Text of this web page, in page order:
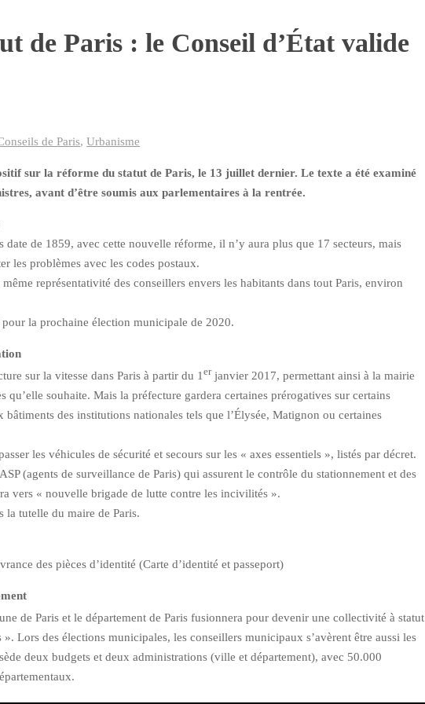
de Paris : le Conseil d’État valide
de Paris, Urbanisme
sur la réforme du statut de Paris, le 13 juillet dernier. Le texte a été examiné
avant d’être soumis aux parlementaires à la rentrée.
date de 1859, avec cette nouvelle réforme, il n’y aura plus que 17 secteurs, mais
les problèmes avec les codes postaux.
représentativité des conseillers envers les habitants dans tout Paris, environ
la prochaine élection municipale de 2020.
sur la vitesse dans Paris à partir du 1er janvier 2017, permettant ainsi à la mairie
qu’elle souhaite. Mais la préfecture gardera certaines prérogatives sur certains
bâtiments des institutions nationales tels que l’Élysée, Matignon ou certaines
les véhicules de sécurité et secours sur les « axes essentiels », listés par décret.
(agents de surveillance de Paris) qui assurent le contrôle du stationnement et des
vers « nouvelle brigade de lutte contre les incivilités ».
la tutelle du maire de Paris.
des pièces d’identité (Carte d’identité et passeport)
de Paris et le département de Paris fusionnera pour devenir une collectivité à statut
Lors des élections municipales, les conseillers municipaux s’avèrent être aussi les
deux budgets et deux administrations (ville et département), avec 50.000